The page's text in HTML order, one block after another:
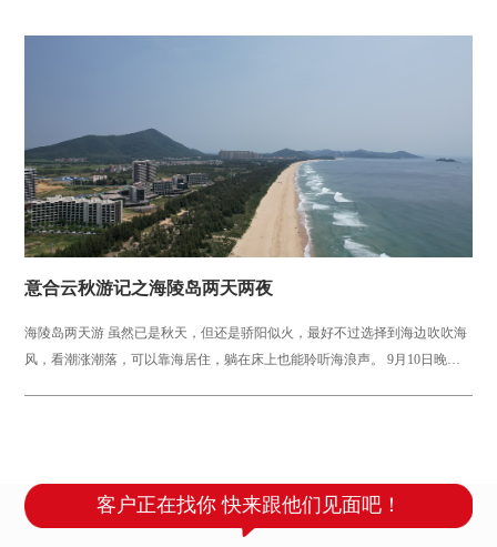
意合云秋游记之海陵岛两天两夜
海陵岛两天游 虽然已是秋天，但还是骄阳似火，最好不过选择到海边吹吹海
风，看潮涨潮落，可以靠海居住，躺在床上也能聆听海浪声。 9月10日晚，
客户正在找你 快来跟他们见面吧！